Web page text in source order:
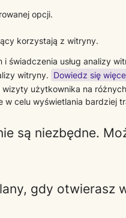
opcji.
korzystają z witryny.
świadczenia usług analizy
witryny. Dowiedz się
użytkownika na
celu wyświetlania bardziej
są niezbędne.
gdy otwierasz